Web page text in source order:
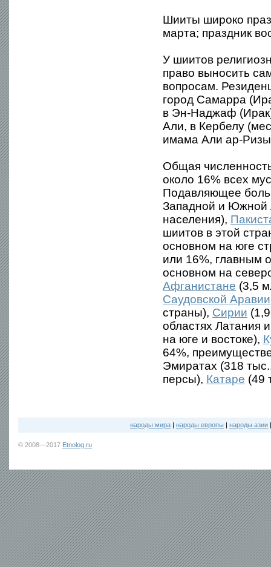
Шииты широко
марта; праздник
У шиитов
право выносить
вопросам.
город Самарра
в Эн-Наджаф
Али, в Кербелу
имама Али ар-
Общая
около 16% всех
Подавляющее
Западной и Южной
населения),
шиитов в этой
основном на юге
или 16%, главным
основном на
Афганистане (3,5
Саудовской Аравии
страны), Сирии
областях Латания
на юге и востоке),
64%,
Эмиратах (318
персы), Катаре (49
народы мира | народы европы | народы азии
© 2008—2017 Etnolog.ru